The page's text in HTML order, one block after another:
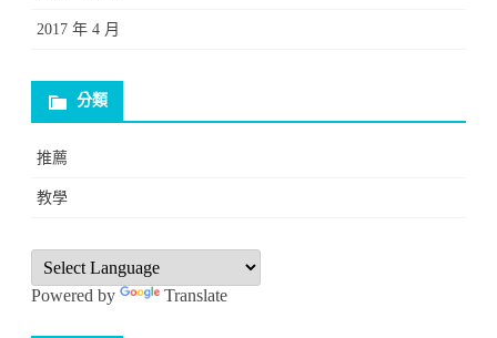
2017 年 4 月
分類
推薦
教學
Powered by Translate